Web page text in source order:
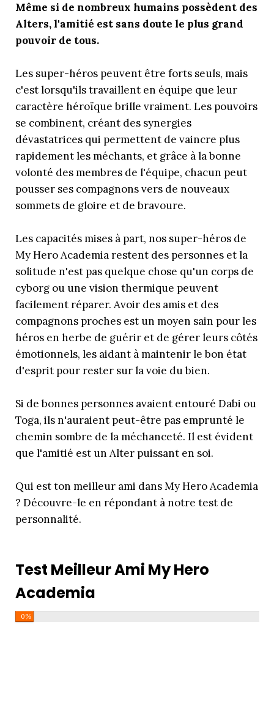
Même si de nombreux humains possèdent des
Alters, l'amitié est sans doute le plus grand
pouvoir de tous.
Les super-héros peuvent être forts seuls, mais
c'est lorsqu'ils travaillent en équipe que leur
caractère héroïque brille vraiment. Les pouvoirs
se combinent, créant des synergies
dévastatrices qui permettent de vaincre plus
rapidement les méchants, et grâce à la bonne
volonté des membres de l'équipe, chacun peut
pousser ses compagnons vers de nouveaux
sommets de gloire et de bravoure.
Les capacités mises à part, nos super-héros de
My Hero Academia restent des personnes et la
solitude n'est pas quelque chose qu'un corps de
cyborg ou une vision thermique peuvent
facilement réparer. Avoir des amis et des
compagnons proches est un moyen sain pour les
héros en herbe de guérir et de gérer leurs côtés
émotionnels, les aidant à maintenir le bon état
d'esprit pour rester sur la voie du bien.
Si de bonnes personnes avaient entouré Dabi ou
Toga, ils n'auraient peut-être pas emprunté le
chemin sombre de la méchanceté. Il est évident
que l'amitié est un Alter puissant en soi.
Qui est ton meilleur ami dans My Hero Academia
? Découvre-le en répondant à notre test de
personnalité.
Test Meilleur Ami My Hero
Academia
0%